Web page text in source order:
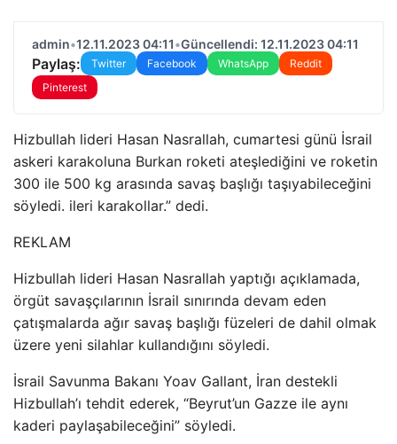
admin•12.11.2023 04:11•Güncellendi: 12.11.2023 04:11
Paylaş: Twitter Facebook WhatsApp
Reddit
Pinterest
Hizbullah lideri Hasan Nasrallah, cumartesi günü İsrail
askeri karakoluna Burkan roketi ateşlediğini ve roketin
300 ile 500 kg arasında savaş başlığı taşıyabileceğini
söyledi. ileri karakollar.” dedi.
REKLAM
Hizbullah lideri Hasan Nasrallah yaptığı açıklamada,
örgüt savaşçılarının İsrail sınırında devam eden
çatışmalarda ağır savaş başlığı füzeleri de dahil olmak
üzere yeni silahlar kullandığını söyledi.
İsrail Savunma Bakanı Yoav Gallant, İran destekli
Hizbullah’ı tehdit ederek, “Beyrut’un Gazze ile aynı
kaderi paylaşabileceğini” söyledi.